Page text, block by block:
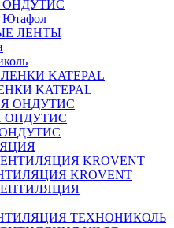
ОНДУТИС
Ютафол
ЛЕНТЫ
KATEPAL
ОНДУТИС
ОНДУТИС
KROVENT
ТЕХНОНИКОЛЬ